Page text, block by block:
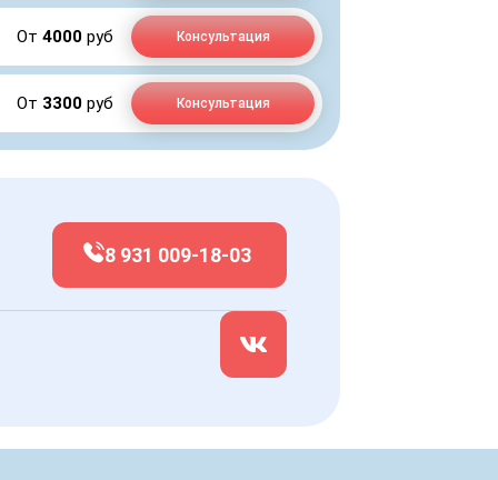
От 4000 руб Консультация
От 3300 руб Консультация
8 931 009-18-03